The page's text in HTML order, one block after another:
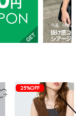
25%OFF